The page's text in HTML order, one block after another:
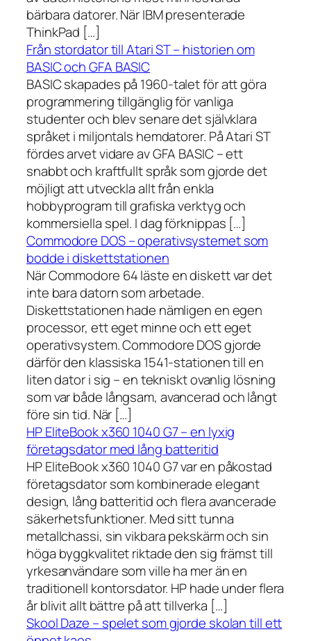
bärbara datorer. När IBM presenterade
ThinkPad […]
Från stordator till Atari ST – historien om
BASIC och GFA BASIC
BASIC skapades på 1960-talet för att göra
programmering tillgänglig för vanliga
studenter och blev senare det självklara
språket i miljontals hemdatorer. På Atari ST
fördes arvet vidare av GFA BASIC – ett
snabbt och kraftfullt språk som gjorde det
möjligt att utveckla allt från enkla
hobbyprogram till grafiska verktyg och
kommersiella spel. I dag förknippas […]
Commodore DOS – operativsystemet som
bodde i diskettstationen
När Commodore 64 läste en diskett var det
inte bara datorn som arbetade.
Diskettstationen hade nämligen en egen
processor, ett eget minne och ett eget
operativsystem. Commodore DOS gjorde
därför den klassiska 1541-stationen till en
liten dator i sig – en tekniskt ovanlig lösning
som var både långsam, avancerad och långt
före sin tid. När […]
HP EliteBook x360 1040 G7 – en lyxig
företagsdator med lång batteritid
HP EliteBook x360 1040 G7 var en påkostad
företagsdator som kombinerade elegant
design, lång batteritid och flera avancerade
säkerhetsfunktioner. Med sitt tunna
metallchassi, sin vikbara pekskärm och sin
höga byggkvalitet riktade den sig främst till
yrkesanvändare som ville ha mer än en
traditionell kontorsdator. HP hade under flera
år blivit allt bättre på att tillverka […]
Skool Daze – spelet som gjorde skolan till ett